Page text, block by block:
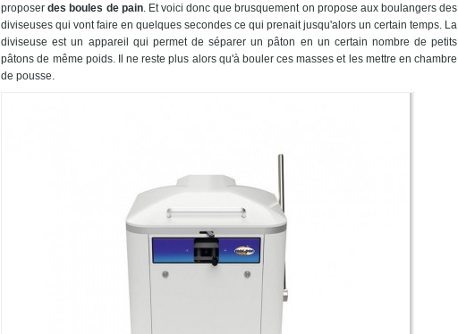
proposerdes boules de pain. Et voici donc que brusquement on propose aux boulangers des
diviseuses qui vont faire en quelques secondes ce qui prenait jusqu'alors un certain temps. La
diviseuse est un appareil qui permet de séparer un pâton en un certain nombre de petits
pâtons de même poids. Il ne reste plus alors qu'à bouler ces masses et les mettre en chambre
de pousse.